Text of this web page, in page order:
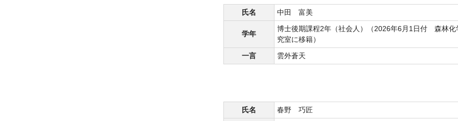
氏名 中田 富美
学年
博士後期課程2年（社会人）（2026年6月1日付 森林化
究室に移籍）
一言
雲外蒼天
氏名 春野 巧匠